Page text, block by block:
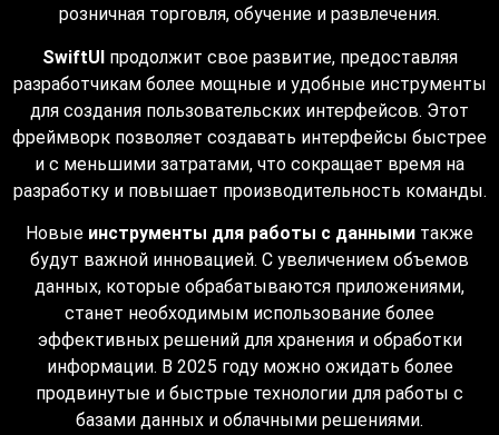
розничная торговля, обучение и развлечения.
SwiftUIпродолжит свое развитие, предоставляя
разработчикам более мощные и удобные инструменты
для создания пользовательских интерфейсов. Этот
фреймворк позволяет создавать интерфейсы быстрее
и с меньшими затратами, что сокращает время на
разработку и повышает производительность команды.
Новые инструменты для работы с данными также
будут важной инновацией. С увеличением объемов
данных, которые обрабатываются приложениями,
станет необходимым использование более
эффективных решений для хранения и обработки
информации. В 2025 году можно ожидать более
продвинутые и быстрые технологии для работы с
базами данных и облачными решениями.